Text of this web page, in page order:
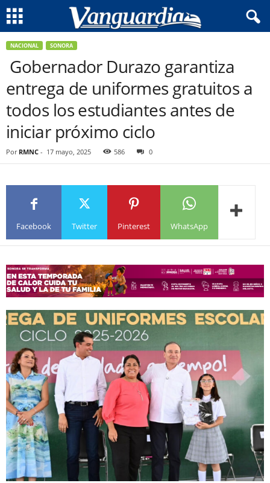
NACIONAL SONORA
Gobernador Durazo garantiza
entrega de uniformes gratuitos a
todos los estudiantes antes de
iniciar próximo ciclo
Por RMNC - 17 mayo, 2025 586 0
Facebook Twitter Pinterest WhatsApp